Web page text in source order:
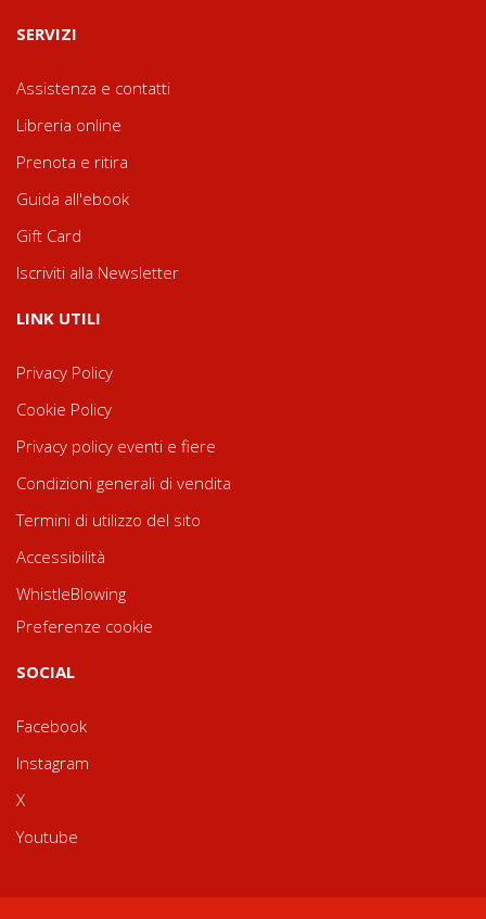
SERVIZI
Assistenza e contatti
Libreria online
Prenota e ritira
Guida all'ebook
Gift Card
Iscriviti alla Newsletter
LINK UTILI
Privacy Policy
Cookie Policy
Privacy policy eventi e fiere
Condizioni generali di vendita
Termini di utilizzo del sito
Accessibilità
WhistleBlowing
Preferenze cookie
SOCIAL
Facebook
Instagram
X
Youtube